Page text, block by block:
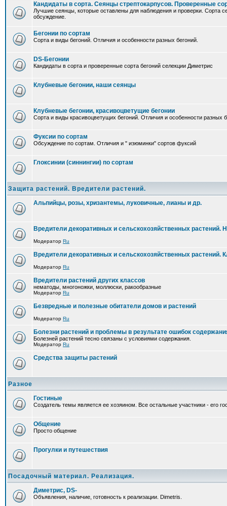
Кандидаты в сорта. Сеянцы стрептокарпусов. Проверенные
Лучшие сеянцы, которые оставлены для наблюдения и проверки. Сорта
обсуждение.
Бегонии по сортам
Сорта и виды бегоний. Отличия и особенности разных бегоний.
DS-Бегонии
Кандидаты в сорта и проверенные сорта бегоний селекции Диметрис
Клубневые бегонии, наши сеянцы
Клубневые бегонии, красивоцветущие бегонии
Сорта и виды красивоцветущих бегоний. Отличия и особенности разных
Фуксии по сортам
Обсуждение по сортам. Отличия и " изюминки" сортов фуксий
Глоксинии (синнингии) по сортам
Защита растений. Вредители растений.
Альпийцы, розы, хризантемы, луковичные, лианы и др.
Вредители декоративных и сельскохозяйственных растений.
Модератор Ru
Вредители декоративных и сельскохозяйственных растений.
Модератор Ru
Вредители растений других классов
нематоды, многоножки, моллюски, ракообразные
Модератор Ru
Безвредные и полезные обитатели домов и растений
Модератор Ru
Болезни растений и проблемы в результате ошибок
Болезней растений тесно связаны с условиями содержания.
Модератор Ru
Средства защиты растений
Разное
Гостиные
Создатель темы является ее хозяином. Все остальные участники - его
Общение
Просто общение
Прогулки и путешествия
Посадочный материал. Реализация.
Диметрис, DS-
Объявления, наличие, готовность к реализации. Dimetris.